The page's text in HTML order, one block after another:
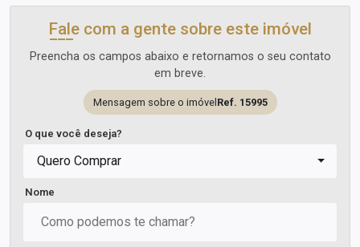
Fale com a gente sobre este imóvel
Preencha os campos abaixo e retornamos o seu contato
em breve.
Mensagem sobre o imóvel Ref. 15995
O que você deseja?
Quero Comprar
Nome